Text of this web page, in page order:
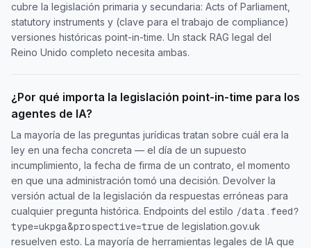
cubre la legislación primaria y secundaria: Acts of Parliament,
statutory instruments y (clave para el trabajo de compliance)
versiones históricas point-in-time. Un stack RAG legal del
Reino Unido completo necesita ambas.
¿Por qué importa la legislación point-in-time para los
agentes de IA?
La mayoría de las preguntas jurídicas tratan sobre cuál era la
ley en una fecha concreta — el día de un supuesto
incumplimiento, la fecha de firma de un contrato, el momento
en que una administración tomó una decisión. Devolver la
versión actual de la legislación da respuestas erróneas para
cualquier pregunta histórica. Endpoints del estilo /data.feed?
type=ukpga&prospective=true de legislation.gov.uk
resuelven esto. La mayoría de herramientas legales de IA que